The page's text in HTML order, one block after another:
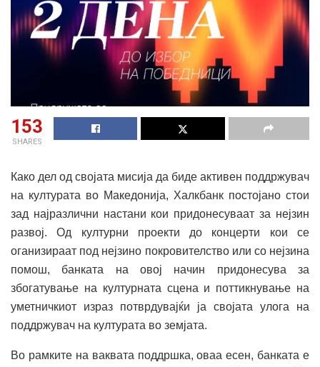
153
SHARES
Како дел од својата мисија да биде активен поддржувач
на културата во Македонија, Халкбанк постојано стои
зад најразлични настани кои придонесуваат за нејзин
развој. Од културни проекти до концерти кои се
оганизираат под нејзино покровителство или со нејзина
помош, банката на овој начин придонесува за
збогатување на културната сцена и поттикнување на
уметничкиот израз потврдувајќи ја својата улога на
поддржувач на културата во земјата.
Во рамките на ваквата поддршка, оваа есен, банката е